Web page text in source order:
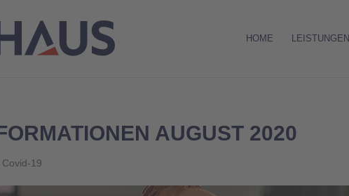
HOME LEISTUNGEN
AUGUST 2020
Covid-19